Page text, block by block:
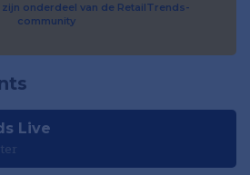
onderdeel van de RetailTrends-
community
Live